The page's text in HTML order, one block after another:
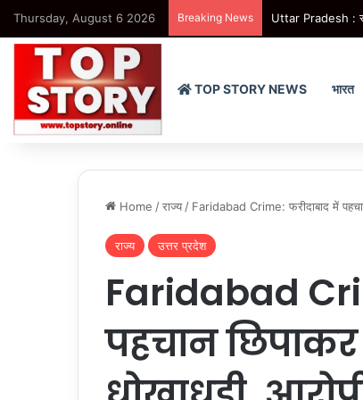
Thursday, August 6 2026 Breaking News Uttar Pradesh :
TOP STORY NEWS भारत
Home /राज्य / Faridabad Crime: फरीदाबाद में
राज्य उत्तर प्रदेश
Faridabad
पहचान